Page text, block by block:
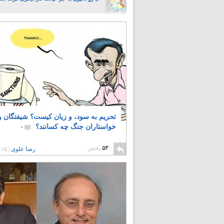
تحریم به سود، و زیان کیست؟ شیفتگان
خواستاران جنگ چه کسانند؟
۰
۵۳ پخش رضا علوی |۱۵ سال پیش